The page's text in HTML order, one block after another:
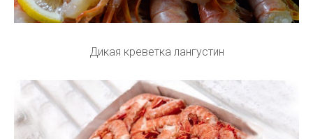
Дикая креветка лангустин